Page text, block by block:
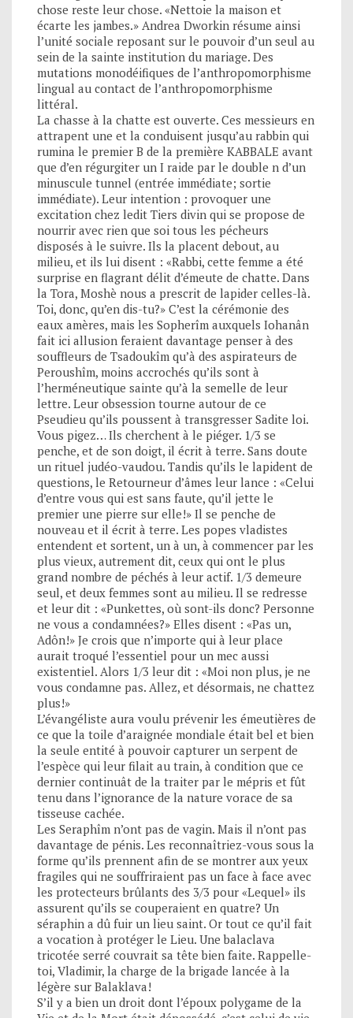
chose reste leur chose. «Nettoie la maison et
écarte les jambes.» Andrea Dworkin résume ainsi
l’unité sociale reposant sur le pouvoir d’un seul au
sein de la sainte institution du mariage. Des
mutations monodéifiques de l’anthropomorphisme
lingual au contact de l’anthropomorphisme
littéral.
La chasse à la chatte est ouverte. Ces messieurs en
attrapent une et la conduisent jusqu’au rabbin qui
rumina le premier B de la première KABBALE avant
que d’en régurgiter un I raide par le double n d’un
minuscule tunnel (entrée immédiate; sortie
immédiate). Leur intention : provoquer une
excitation chez ledit Tiers divin qui se propose de
nourrir avec rien que soi tous les pécheurs
disposés à le suivre. Ils la placent debout, au
milieu, et ils lui disent : «Rabbi, cette femme a été
surprise en flagrant délit d’émeute de chatte. Dans
la Tora, Moshè nous a prescrit de lapider celles-là.
Toi, donc, qu’en dis-tu?» C’est la cérémonie des
eaux amères, mais les Sopherîm auxquels Iohanân
fait ici allusion feraient davantage penser à des
souffleurs de Tsadoukîm qu’à des aspirateurs de
Peroushîm, moins accrochés qu’ils sont à
l’herméneutique sainte qu’à la semelle de leur
lettre. Leur obsession tourne autour de ce
Pseudieu qu’ils poussent à transgresser Sadite loi.
Vous pigez… Ils cherchent à le piéger. 1/3 se
penche, et de son doigt, il écrit à terre. Sans doute
un rituel judéo-vaudou. Tandis qu’ils le lapident de
questions, le Retourneur d’âmes leur lance : «Celui
d’entre vous qui est sans faute, qu’il jette le
premier une pierre sur elle!» Il se penche de
nouveau et il écrit à terre. Les popes vladistes
entendent et sortent, un à un, à commencer par les
plus vieux, autrement dit, ceux qui ont le plus
grand nombre de péchés à leur actif. 1/3 demeure
seul, et deux femmes sont au milieu. Il se redresse
et leur dit : «Punkettes, où sont-ils donc? Personne
ne vous a condamnées?» Elles disent : «Pas un,
Adôn!» Je crois que n’importe qui à leur place
aurait troqué l’essentiel pour un mec aussi
existentiel. Alors 1/3 leur dit : «Moi non plus, je ne
vous condamne pas. Allez, et désormais, ne chattez
plus!»
L’évangéliste aura voulu prévenir les émeutières de
ce que la toile d’araignée mondiale était bel et bien
la seule entité à pouvoir capturer un serpent de
l’espèce qui leur filait au train, à condition que ce
dernier continuât de la traiter par le mépris et fût
tenu dans l’ignorance de la nature vorace de sa
tisseuse cachée.
Les Seraphîm n’ont pas de vagin. Mais il n’ont pas
davantage de pénis. Les reconnaîtriez-vous sous la
forme qu’ils prennent afin de se montrer aux yeux
fragiles qui ne souffriraient pas un face à face avec
les protecteurs brûlants des 3/3 pour «Lequel» ils
assurent qu’ils se couperaient en quatre? Un
séraphin a dû fuir un lieu saint. Or tout ce qu’il fait
a vocation à protéger le Lieu. Une balaclava
tricotée serré couvrait sa tête bien faite. Rappelle-
toi, Vladimir, la charge de la brigade lancée à la
légère sur Balaklava!
S’il y a bien un droit dont l’époux polygame de la